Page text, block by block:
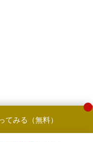
てみる（無料）